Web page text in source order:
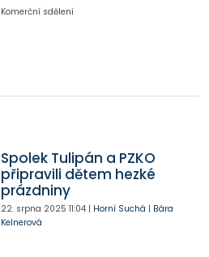
Komerční sdělení
Spolek Tulipán a PZKO
připravili dětem hezké
prázdniny
22. srpna 2025 11:04| Horní Suchá | Bára
Kelnerová